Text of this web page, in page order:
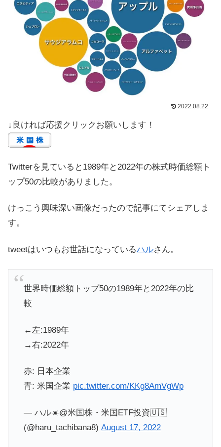
2022.08.22
↓良ければ応援クリックお願いします！
Twitterを見ていると1989年と2022年の株式時価総額ト
ップ50の比較がありました。
けっこう興味深い画像だったので記事にてシェアしま
す。
tweetはいつもお世話になっているハルさん。
世界時価総額トップ50の1989年と2022年の比
較
←左:1989年
→右:2022年
赤: 日本企業
青: 米国企業 pic.twitter.com/KKg8AmVgWp
— ハル☀️@米国株・米国ETF投資🇺🇸
(@haru_tachibana8) August 17, 2022